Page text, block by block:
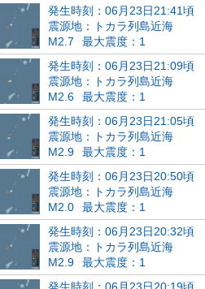
発生時刻：06月23日21:41頃
震源地：トカラ列島近海
M2.7
最大震度：1
発生時刻：06月23日21:09頃
震源地：トカラ列島近海
M2.6
最大震度：1
発生時刻：06月23日21:05頃
震源地：トカラ列島近海
M2.9
最大震度：1
発生時刻：06月23日20:50頃
震源地：トカラ列島近海
M2.0
最大震度：1
発生時刻：06月23日20:32頃
震源地：トカラ列島近海
M2.9
最大震度：1
発生時刻：06月23日20:19頃